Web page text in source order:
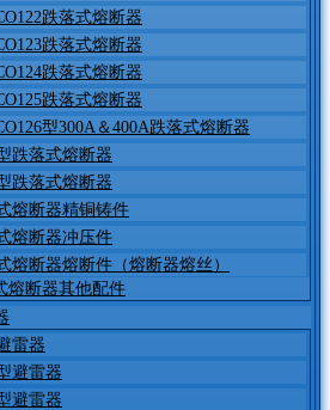
跌落式熔断器
跌落式熔断器
跌落式熔断器
跌落式熔断器
型300A＆400A跌落式熔断器
跌落式熔断器
跌落式熔断器
熔断器精铜铸件
熔断器冲压件
熔断器熔断件（熔断器熔丝）
熔断器其他配件
雷器
避雷器
避雷器